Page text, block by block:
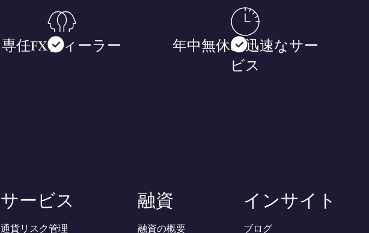
専任FXディーラー
年中無休の迅速なサー
ビス
サービス
通貨リスク管理
融資
融資の概要
インサイト
ブログ